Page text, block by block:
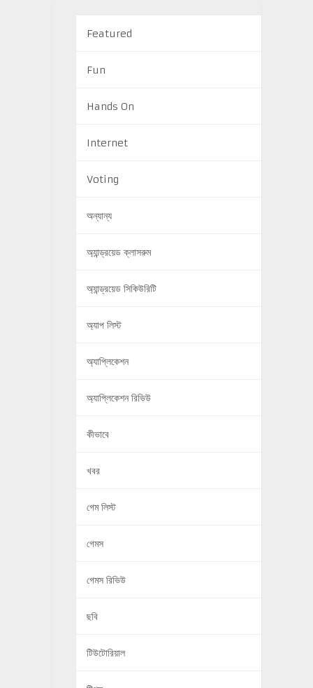
Featured
Fun
Hands On
Internet
Voting
অন্যান্য
অ্যান্ড্রয়েড ক্লাসরুম
অ্যান্ড্রয়েড সিকিউরিটি
অ্যাপ লিস্ট
অ্যাপ্লিকেশন
অ্যাপ্লিকেশন রিভিউ
কীভাবে
খবর
গেম লিস্ট
গেমস
গেমস রিভিউ
ছবি
টিউটোরিয়াল